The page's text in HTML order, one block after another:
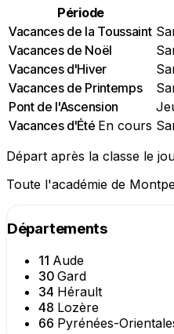
Période
Vacances de la Toussaint
Vacances de Noël
Vacances d'Hiver
Vacances de Printemps
Pont de l'Ascension
Vacances d'Été En cours
Départ après la classe le
Toute l'académie de
Départements
11 Aude
30Gard
34 Hérault
48 Lozère
66 Pyrénées-